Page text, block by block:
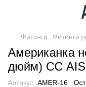
Фитинги Фитинги
Американка
дюйм) СС
Артикул: AMER-16